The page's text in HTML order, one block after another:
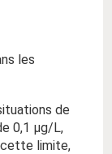
les
de
0,1 µg/L,
cette limite,